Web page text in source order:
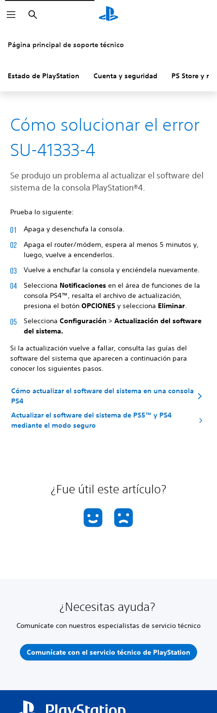
Buscar
Página principal de soporte técnico
Estado de PlayStation Cuenta y seguridad PS Store y
Cómo solucionar el error
SU-41333-4
Se produjo un problema al actualizar el ‎software del
sistema de la consola PlayStation®4.
Prueba lo siguiente:
Apaga y desenchufa la consola.
Apaga el router/módem, espera al menos 5 minutos y,
luego, vuelve a encenderlos.
Vuelve a enchufar la consola y enciéndela nuevamente.
Selecciona Notificaciones en el área de funciones de la
consola PS4™, resalta el archivo de actualización,
presiona el botón OPCIONES y selecciona Eliminar
Selecciona Configuración > Actualización del software
del sistema.
Si la actualización vuelve a fallar, consulta las guías del
software del sistema que aparecen a continuación para
conocer los siguientes pasos.
Cómo actualizar el software del sistema en una consola
PS4
Actualizar el software del sistema de PS5™ y PS4
mediante el modo seguro
¿Fue útil este artículo?
¿Necesitas ayuda?
Comunícate con nuestros especialistas de servicio técnico
Comunícate con el servicio técnico de PlayStation